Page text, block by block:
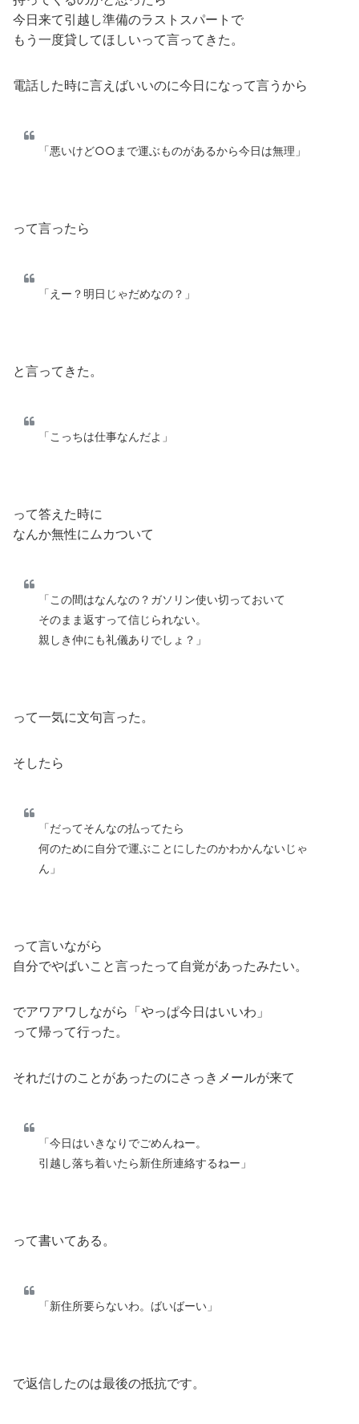
今日来て引越し準備のラストスパートで
もう一度貸してほしいって言ってきた。
電話した時に言えばいいのに今日になって言うから
「悪いけど○○まで運ぶものがあるから今日は無理」
って言ったら
「えー？明日じゃだめなの？」
と言ってきた。
「こっちは仕事なんだよ」
って答えた時に
なんか無性にムカついて
「この間はなんなの？ガソリン使い切っておいて
そのまま返すって信じられない。
親しき仲にも礼儀ありでしょ？」
って一気に文句言った。
そしたら
「だってそんなの払ってたら
何のために自分で運ぶことにしたのかわかんないじゃ
ん」
って言いながら
自分でやばいこと言ったって自覚があったみたい。
でアワアワしながら「やっぱ今日はいいわ」
って帰って行った。
それだけのことがあったのにさっきメールが来て
「今日はいきなりでごめんねー。
引越し落ち着いたら新住所連絡するねー」
って書いてある。
「新住所要らないわ。ばいばーい」
で返信したのは最後の抵抗です。